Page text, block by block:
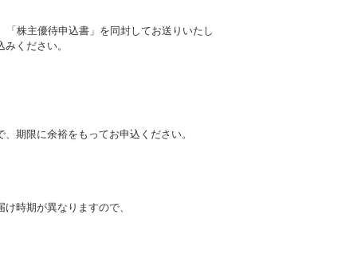
株主優待申込書」を同封してお送りいたし
ください。
期限に余裕をもってお申込ください。
時期が異なりますので、